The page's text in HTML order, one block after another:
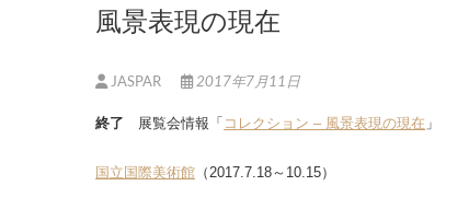
風景表現の現在
JASPAR 2017年7月11日
終了 展覧会情報「 コレクション – 風景表現の現在 」
国立国際美術館 （2017.7.18～10.15）